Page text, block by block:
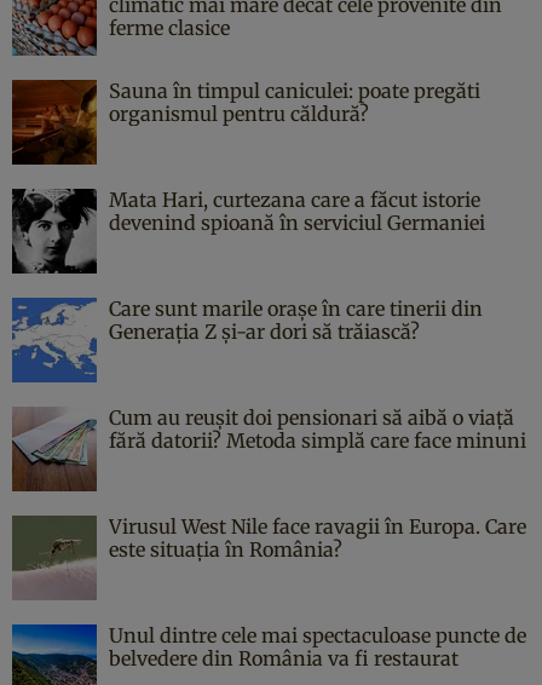
ferme clasice
Sauna în timpul caniculei: poate pregăti
organismul pentru căldură?
Mata Hari, curtezana care a făcut istorie
devenind spioană în serviciul Germaniei
Care sunt marile orașe în care tinerii din
Generația Z și-ar dori să trăiască?
Cum au reușit doi pensionari să aibă o viață
fără datorii? Metoda simplă care face minuni
Virusul West Nile face ravagii în Europa. Care
este situația în România?
Unul dintre cele mai spectaculoase puncte de
belvedere din România va fi restaurat